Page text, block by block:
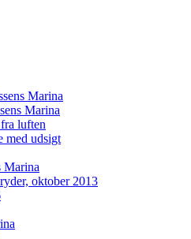
Marina
Marina
luften
med udsigt
Marina
oktober 2013